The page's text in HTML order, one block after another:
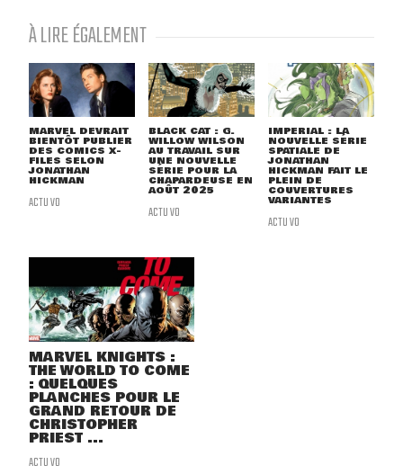
À LIRE ÉGALEMENT
MARVEL DEVRAIT
BIENTÔT PUBLIER
DES COMICS X-
FILES SELON
JONATHAN
HICKMAN
ACTU VO
BLACK CAT : G.
WILLOW WILSON
AU TRAVAIL SUR
UNE NOUVELLE
SÉRIE POUR LA
CHAPARDEUSE EN
AOÛT 2025
ACTU VO
IMPERIAL : LA
NOUVELLE SÉRIE
SPATIALE DE
JONATHAN
HICKMAN FAIT LE
PLEIN DE
COUVERTURES
VARIANTES
ACTU VO
MARVEL KNIGHTS :
THE WORLD TO COME
: QUELQUES
PLANCHES POUR LE
GRAND RETOUR DE
CHRISTOPHER
PRIEST ...
ACTU VO